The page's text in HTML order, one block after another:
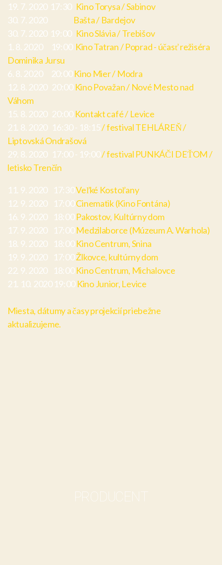
19. 7. 2020 17:30 Kino Torysa / Sabinov
30. 7. 2020 Bašta / Bardejov
30. 7. 2020 19:00 Kino Slávia / Trebišov
1. 8. 2020 19:00 Kino Tatran / Poprad - účasť režiséra
Dominika Jursu
6. 8. 2020 20:00Kino Mier / Modra
12. 8. 2020 20:00Kino Považan / Nové Mesto nad
Váhom
15. 8. 2020 20:00Kontakt café / Levice
21. 8. 2020 16:30 - 18:15/ festival TEHLÁREŇ /
Liptovská Ondrašová
29. 8. 2020 17:00 - 19:00/ festival PUNKÁČI DEŤOM /
letisko Trenčín
11. 9. 2020 17:30Veľké Kostoľany
12. 9. 2020 17:00Cinematik (Kino Fontána)
16. 9. 2020 18:00Pakostov, Kultúrny dom
17. 9. 2020 17:00Medzilaborce (Múzeum A. Warhola)
18. 9. 2020 18:00Kino Centrum, Snina
19. 9. 2020 17:00Žlkovce, kultúrny dom
22. 9. 2020 18:00Kino Centrum, Michalovce
21. 10. 2020 19:00 Kino Junior, Levice
Miesta, dátumy a časy projekcií priebežne
aktualizujeme.
PRODUCENT